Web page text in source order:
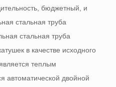
бюджетный, и
стальная труба
стальная труба
в качестве исходного
теплым
автоматической двойной